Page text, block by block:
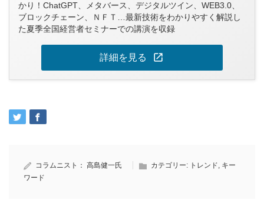
かり！ChatGPT、メタバース、デジタルツイン、WEB3.0、
ブロックチェーン、ＮＦＴ…最新技術をわかりやすく解説し
た夏季全国経営者セミナーでの講演を収録
詳細を見る open_in_new
コラムニスト： 高島健一氏 カテゴリー: トレンド キー
ワード